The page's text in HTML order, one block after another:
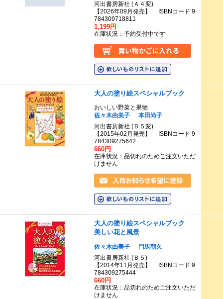
河出書房新社 (Ａ４変)
【2026年09月発売】 ISBNコード 9
784309718811
1,199円
在庫状況：予約受付中です
大人の塗り絵スペシャルブック
おいしい野菜と果物
佐々木由美子
本田尚子
河出書房新社 (Ｂ５変)
【2015年02月発売】 ISBNコード 9
784309275642
660円
在庫状況：品切れのためご注文いただ
けません
大人の塗り絵スペシャルブック
美しい花と風景
佐々木由美子
門馬朝久
河出書房新社 (Ｂ５)
【2014年11月発売】 ISBNコード 9
784309275444
660円
在庫状況：品切れのためご注文いただ
けません